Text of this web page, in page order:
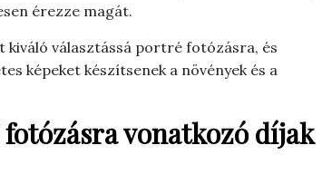
érezze magát.
kiváló választássá portré fotózásra, és
képeket készítsenek a növények és a
vonatkozó díjak